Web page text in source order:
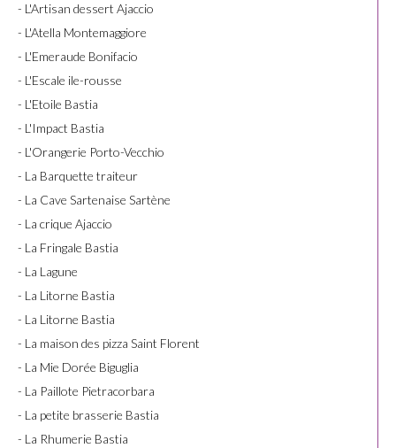
- L'Artisan dessert Ajaccio
- L'Atella Montemaggiore
- L'Emeraude Bonifacio
- L'Escale ile-rousse
- L'Etoile Bastia
- L'Impact Bastia
- L'Orangerie Porto-Vecchio
- La Barquette traiteur
- La Cave Sartenaise Sartène
- La crique Ajaccio
- La Fringale Bastia
- La Lagune
- La Litorne Bastia
- La Litorne Bastia
- La maison des pizza Saint Florent
- La Mie Dorée Biguglia
- La Paillote Pietracorbara
- La petite brasserie Bastia
- La Rhumerie Bastia